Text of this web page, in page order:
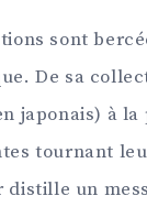
sont
De sa
japonais) à
tournant
distille un